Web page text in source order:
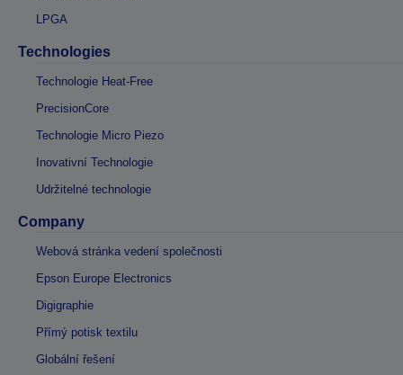
LPGA
Technologies
Technologie Heat-Free
PrecisionCore
Technologie Micro Piezo
Inovativní Technologie
Udržitelné technologie
Company
Webová stránka vedení společnosti
Epson Europe Electronics
Digigraphie
Přímý potisk textilu
Globální řešení